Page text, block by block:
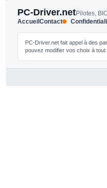
PC-Driver.netPilotes,
AccueilContact
PC-Driver.net fait appel à des
pouvez modifier vos choix à tout